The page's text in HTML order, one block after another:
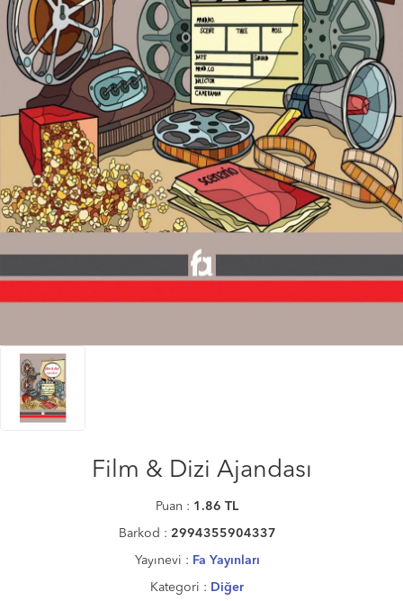
Film & Dizi Ajandası
Puan : 1.86 TL
Barkod : 2994355904337
Yayınevi : Fa Yayınları
Kategori : Diğer